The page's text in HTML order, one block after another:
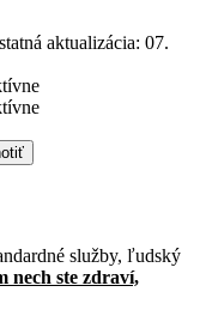
aktualizácia: 07.
služby, ľudský
nech ste zdraví,